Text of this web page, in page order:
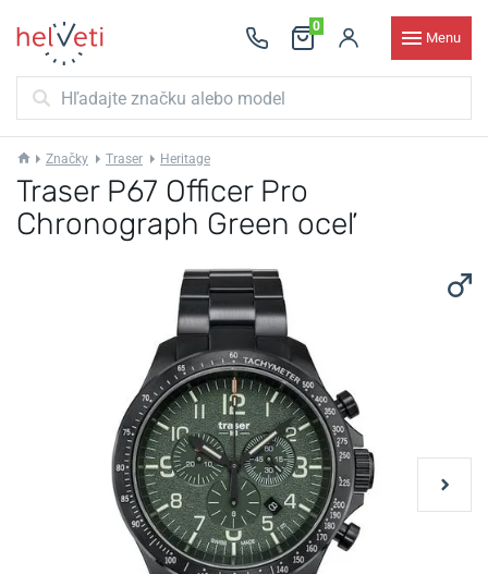
0
Menu
Značky Traser Heritage
Traser P67 Officer Pro
Chronograph Green oceľ